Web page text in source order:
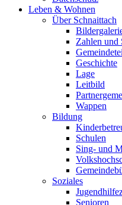
Leben & Wohnen
Über Schnaittach
Zahlen und
Geschichte
Lage
Leitbild
Wappen
Bildung
Schulen
Sing- und
Soziales
Senioren